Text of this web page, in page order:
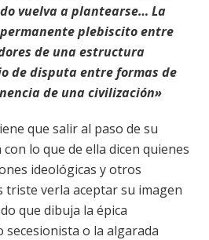
vuelva a plantearse… La
plebiscito entre
de una estructura
de disputa entre formas de
de una civilización»
que salir al paso de su
lo que de ella dicen quienes
ideológicas y otros
triste verla aceptar su imagen
que dibuja la épica
secesionista o la algarada